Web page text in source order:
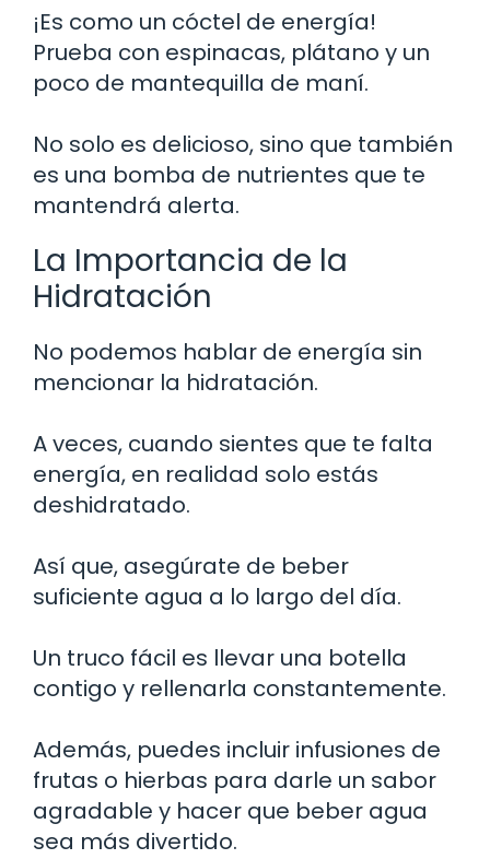
¡Es como un cóctel de energía!
Prueba con espinacas, plátano y un
poco de mantequilla de maní.
No solo es delicioso, sino que también
es una bomba de nutrientes que te
mantendrá alerta.
La Importancia de la
Hidratación
No podemos hablar de energía sin
mencionar la hidratación.
A veces, cuando sientes que te falta
energía, en realidad solo estás
deshidratado.
Así que, asegúrate de beber
suficiente agua a lo largo del día.
Un truco fácil es llevar una botella
contigo y rellenarla constantemente.
Además, puedes incluir infusiones de
frutas o hierbas para darle un sabor
agradable y hacer que beber agua
sea más divertido.